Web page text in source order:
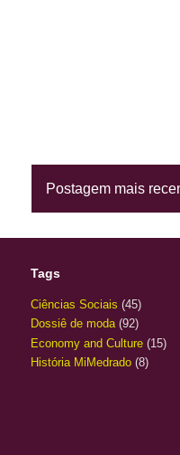
Postagem mais
Tags
Ciências Sociais (45)
Dossiê de moda (92)
Economy and Culture (15)
História MiMedrado (8)